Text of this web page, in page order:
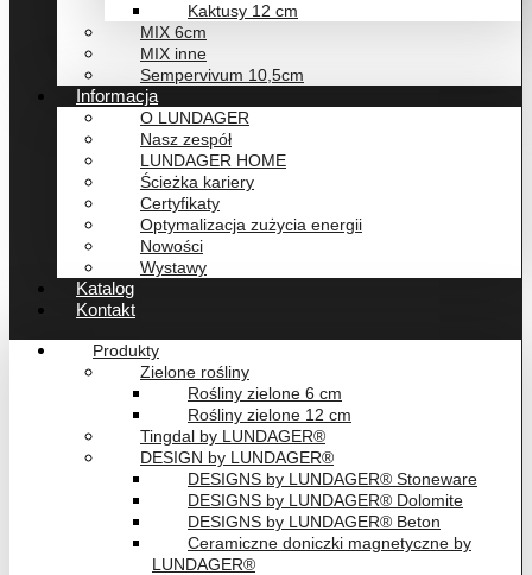
Kaktusy 12 cm
MIX 6cm
MIX inne
Sempervivum 10,5cm
Informacja
O LUNDAGER
Nasz zespół
LUNDAGER HOME
Ścieżka kariery
Certyfikaty
Optymalizacja zużycia energii
Nowości
Wystawy
Katalog
Kontakt
Produkty
Zielone rośliny
Rośliny zielone 6 cm
Rośliny zielone 12 cm
Tingdal by LUNDAGER®
DESIGN by LUNDAGER®
DESIGNS by LUNDAGER® Stoneware
DESIGNS by LUNDAGER® Dolomite
DESIGNS by LUNDAGER® Beton
Ceramiczne doniczki magnetyczne by
LUNDAGER®